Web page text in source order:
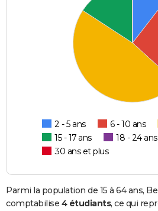
2 - 5 ans 6 - 10 ans
15 - 17 ans
18 - 24 ans
30 ans et plus
Parmi la population de 15 à 64 ans,
comptabilise 4 étudiants, ce qui